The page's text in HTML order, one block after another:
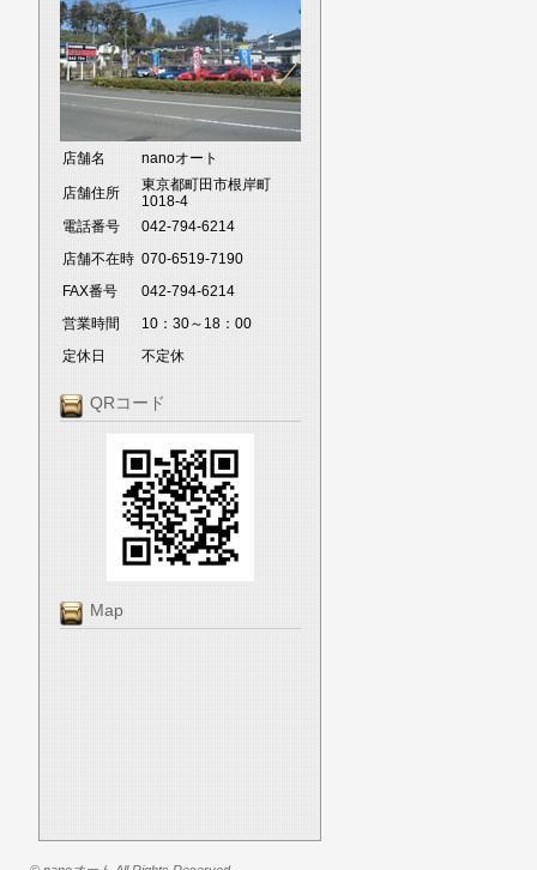
店舗名 nanoオート
店舗住所
東京都町田市根岸町
1018-4
電話番号
042-794-6214
店舗不在時 070-6519-7190
FAX番号
042-794-6214
営業時間
10：30～18：00
定休日
不定休
QRコード
Map